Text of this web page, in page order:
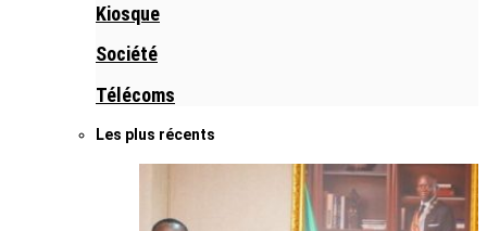
Kiosque
Société
Télécoms
Les plus récents